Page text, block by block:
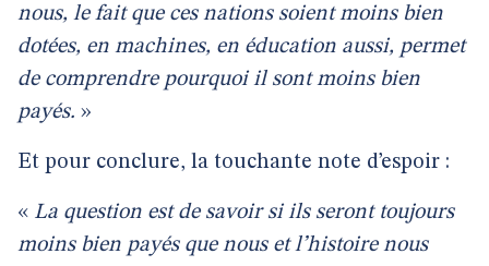
nous, le fait que ces nations soient moins bien
dotées, en machines, en éducation aussi, permet
de comprendre pourquoi il sont moins bien
payés. »
Et pour conclure, la touchante note d’espoir :
« La question est de savoir si ils seront toujours
moins bien payés que nous et l’histoire nous